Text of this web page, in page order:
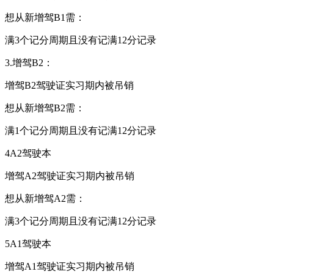
想从新增驾B1 需：
满3个记分周期且没有记满12分记录
3.增驾B2 ：
增驾B2驾驶证实习期内被吊销
想从新增驾B2需：
满1个记分周期且没有记满12分记录
4A2驾驶本
增驾A2驾驶证实习期内被吊销
想从新增驾A2需：
满3个记分周期且没有记满12分记录
5A1驾驶本
增驾A1驾驶证实习期内被吊销